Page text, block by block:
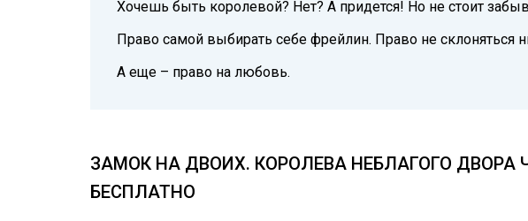
Хочешь быть королевой? Нет? А придется! Но не стоит
Право самой выбирать себе фрейлин. Право не склоняться
А еще – право на любовь.
ЗАМОК НА ДВОИХ. КОРОЛЕВА НЕБЛАГОГО
БЕСПЛАТНО